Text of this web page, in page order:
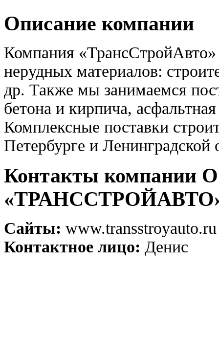
Описание компании
Компания
нерудных материалов:
др. Также мы занимаемся
бетона и кирпича,
Комплексные поставки
Петербурге и
Контакты компании
Сайты: www.transstroyauto.ru
Контактное лицо: Денис